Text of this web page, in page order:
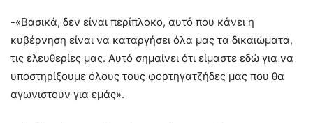
-«Βασικά, δεν είναι περίπλοκο, αυτό που κάνει η
κυβέρνηση είναι να καταργήσει όλα μας τα δικαιώματα,
τις ελευθερίες μας. Αυτό σημαίνει ότι είμαστε εδώ για να
υποστηρίξουμε όλους τους φορτηγατζήδες μας που θα
αγωνιστούν για εμάς».